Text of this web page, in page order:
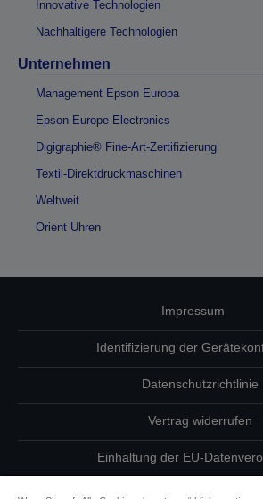
Innovative Technologien
Nachhaltigere Technologien
Unternehmen
Management Epson Europa
Epson Europe Electronics
Digigraphie® Fine-Art-Zertifizierung
Textil-Direktdruckmaschinen
Weltweit
Orient Uhren
Impressum
Identifizierung der
Datenschutzrichtlinie
Vertrag widerrufen
Einhaltung der EU-
Fragen zum